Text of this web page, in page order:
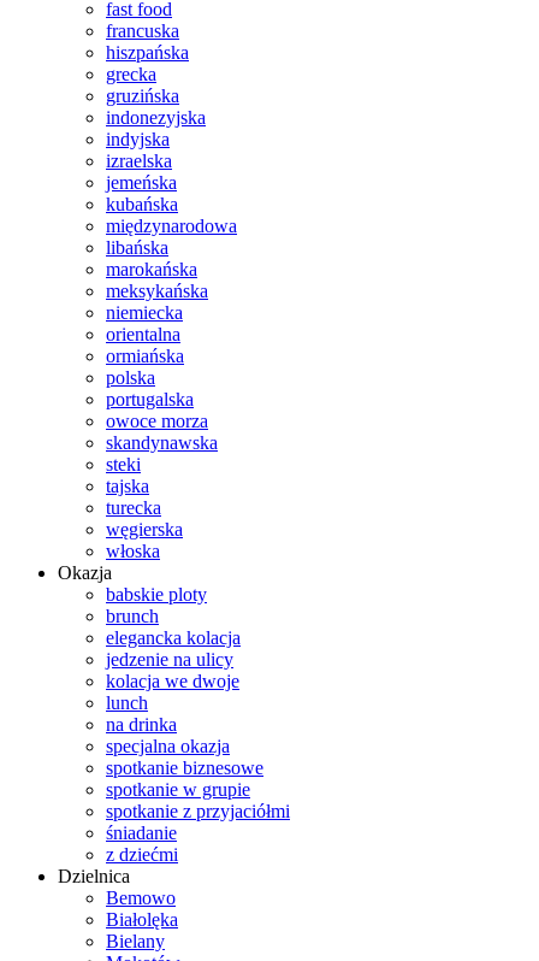
fast food
francuska
hiszpańska
grecka
gruzińska
indonezyjska
indyjska
izraelska
jemeńska
kubańska
międzynarodowa
libańska
marokańska
meksykańska
niemiecka
orientalna
ormiańska
polska
portugalska
owoce morza
skandynawska
steki
tajska
turecka
węgierska
włoska
Okazja
babskie ploty
brunch
elegancka kolacja
jedzenie na ulicy
kolacja we dwoje
lunch
na drinka
specjalna okazja
spotkanie biznesowe
spotkanie w grupie
spotkanie z przyjaciółmi
śniadanie
z dziećmi
Dzielnica
Bemowo
Białolęka
Bielany